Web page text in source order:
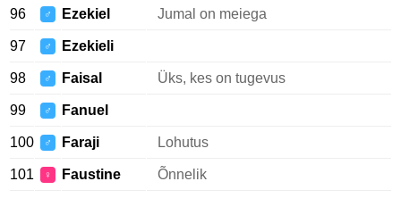
96 ♂ Ezekiel Jumal on meiega
97 ♂ Ezekieli
98 ♂ Faisal Üks, kes on tugevus
99 ♂ Fanuel
100 ♂ Faraji Lohutus
101 ♀ Faustine Õnnelik